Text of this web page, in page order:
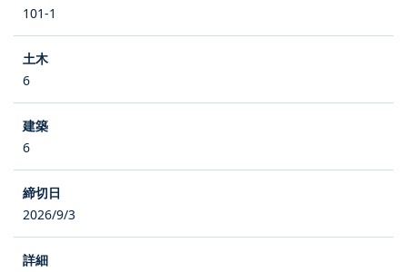
101-1
6
6
2026/9/3